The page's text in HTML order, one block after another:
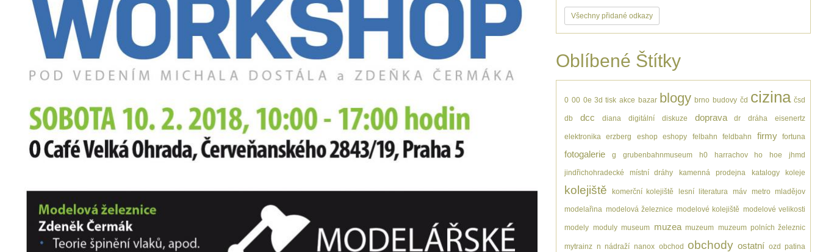
Všechny přidané odkazy
Oblíbené Štítky
0 00 0e 3d tisk akce bazar blogy brno budovy čd cizina čsd
db dcc diana digitální diskuze doprava dr dráha eisenertz
elektronika erzberg eshop eshopy felbahn feldbahn firmy fortuna
fotogalerie g grubenbahnmuseum h0 harrachov ho hoe jhmd
jindřichohradecké místní dráhy kamenná prodejna katalogy koleje
kolejiště komerční kolejiště lesní literatura máv metro mladějov
modelařina modelová železnice modelové kolejiště modelové velikosti
modely moduly museum muzea muzeum muzeum polních železnic
mytrainz n nádraží nanox obchod obchody ostatní ozd patina